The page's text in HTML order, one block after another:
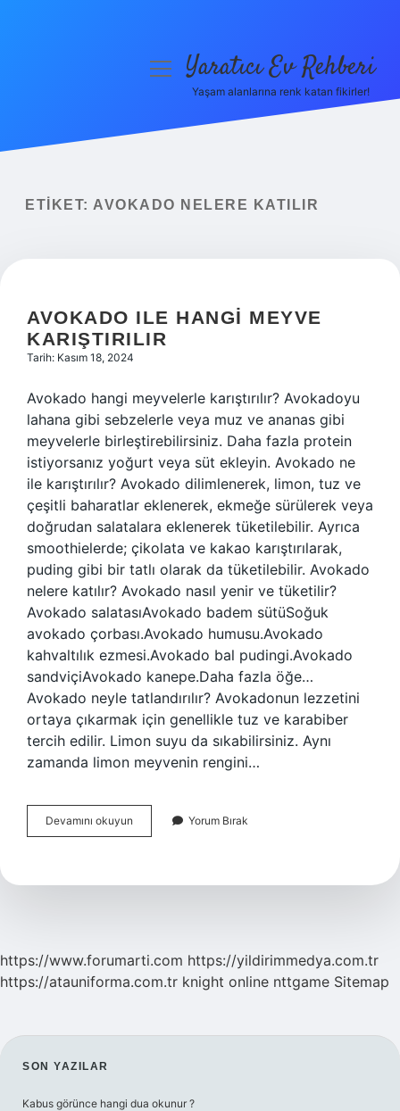
Yasal Uyarı
menüyüYaratıcı Ev Rehberi
Yaşam alanlarına renk katan fikirler!
ETIKET: AVOKADO NELERE KATILIR
AVOKADO ILE HANGI MEYVE
KARIŞTIRILIR
Tarih: Kasım 18, 2024
Avokado hangi meyvelerle karıştırılır? Avokadoyu
lahana gibi sebzelerle veya muz ve ananas gibi
meyvelerle birleştirebilirsiniz. Daha fazla protein
istiyorsanız yoğurt veya süt ekleyin. Avokado ne
ile karıştırılır? Avokado dilimlenerek, limon, tuz ve
çeşitli baharatlar eklenerek, ekmeğe sürülerek veya
doğrudan salatalara eklenerek tüketilebilir. Ayrıca
smoothielerde; çikolata ve kakao karıştırılarak,
puding gibi bir tatlı olarak da tüketilebilir. Avokado
nelere katılır? Avokado nasıl yenir ve tüketilir?
Avokado salatasıAvokado badem sütüSoğuk
avokado çorbası.Avokado humusu.Avokado
kahvaltılık ezmesi.Avokado bal pudingi.Avokado
sandviçiAvokado kanepe.Daha fazla öğe…
Avokado neyle tatlandırılır? Avokadonun lezzetini
ortaya çıkarmak için genellikle tuz ve karabiber
tercih edilir. Limon suyu da sıkabilirsiniz. Aynı
zamanda limon meyvenin rengini…
Devamını okuyun Avokado
Ile
Karıştırılır
Yorum Bırak
https://www.forumarti.com https://yildirimmedya.com.tr
https://atauniforma.com.tr knight online nttgame Sitemap
SIDEBAR
SON YAZILAR
Kabus görünce hangi dua okunur ?